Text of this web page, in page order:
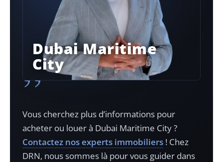
Dubai Maritime
City
”
Vous cherchez plus d’informations pour
acheter ou louer à Dubai Maritime City?
Contactez nos experts immobiliers ! Chez
DRN, nous sommes là pour vous guider dans